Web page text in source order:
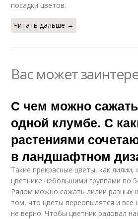
посадки цветов.
Читать дальше →
Вас может
С чем можно
одной клумбе. С
растениями
в ландшафтном
Такие прекрасные цветы, как
цветнике небольшими группами по
Рядом можно сажать лилии разных
том, что цветы переопылятся и
не верно. Чтобы цветник радовал